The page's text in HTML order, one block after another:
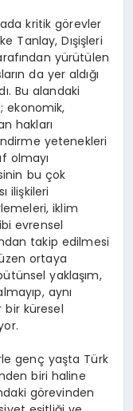
kritik görevler
Tanlay, Dışişleri
yürütülen
da yer aldığı
Bu alandaki
ekonomik,
hakları
yetenekleri
olmayı
bu çok
ilişkileri
iklim
evrensel
takip edilmesi
ortaya
yaklaşım,
aynı
bir küresel
genç yaşta Türk
biri haline
görevinden